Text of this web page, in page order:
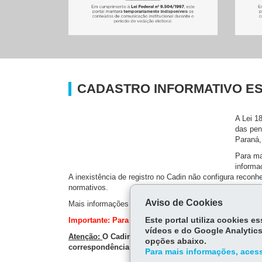
CADASTRO INFORMATIVO
A Lei
das
Para
A inexistência de registro no Cadin não configura
normativos.
Mais informações a respeito do Cadin Estadual podem
Importante: Para verificação de detalhes das suas
Atenção: O Cadin Estadual não possui serviço de
correspondência oficial, faturas ou avisos de
Aviso de Cookies
Este portal utiliza cookies
vídeos e do Google
opções abaixo.
Para mais informações,